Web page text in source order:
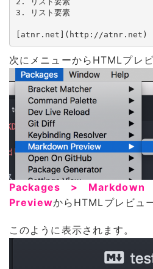
3. リスト要素
[atnr.net](http://atnr.net)
次にメニューからHTMLプレ
Packages >
PreviewからHTMLプレビュ
このように表示されます。